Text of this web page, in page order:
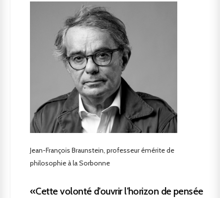
Jean-François Braunstein, professeur émérite de
philosophie à la Sorbonne
«Cette volonté d’ouvrir l’horizon de pensée